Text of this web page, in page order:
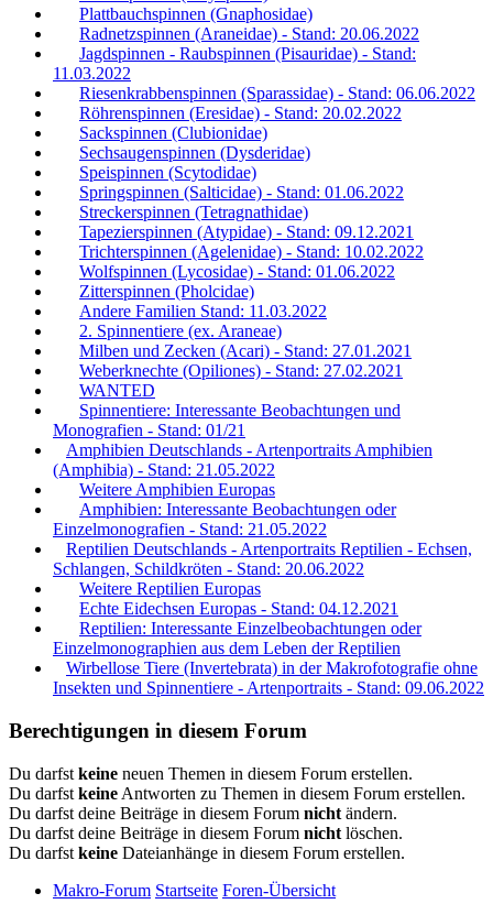
Plattbauchspinnen (Gnaphosidae)
Radnetzspinnen (Araneidae) - Stand: 20.06.2022
Jagdspinnen - Raubspinnen (Pisauridae) - Stand:
11.03.2022
Riesenkrabbenspinnen (Sparassidae) - Stand: 06.06.2022
Röhrenspinnen (Eresidae) - Stand: 20.02.2022
Sackspinnen (Clubionidae)
Sechsaugenspinnen (Dysderidae)
Speispinnen (Scytodidae)
Springspinnen (Salticidae) - Stand: 01.06.2022
Streckerspinnen (Tetragnathidae)
Tapezierspinnen (Atypidae) - Stand: 09.12.2021
Trichterspinnen (Agelenidae) - Stand: 10.02.2022
Wolfspinnen (Lycosidae) - Stand: 01.06.2022
Zitterspinnen (Pholcidae)
Andere Familien Stand: 11.03.2022
2. Spinnentiere (ex. Araneae)
Milben und Zecken (Acari) - Stand: 27.01.2021
Weberknechte (Opiliones) - Stand: 27.02.2021
WANTED
Spinnentiere: Interessante Beobachtungen und
Monografien - Stand: 01/21
Amphibien Deutschlands - Artenportraits Amphibien
(Amphibia) - Stand: 21.05.2022
Weitere Amphibien Europas
Amphibien: Interessante Beobachtungen oder
Einzelmonografien - Stand: 21.05.2022
Reptilien Deutschlands - Artenportraits Reptilien - Echsen,
Schlangen, Schildkröten - Stand: 20.06.2022
Weitere Reptilien Europas
Echte Eidechsen Europas - Stand: 04.12.2021
Reptilien: Interessante Einzelbeobachtungen oder
Einzelmonographien aus dem Leben der Reptilien
Wirbellose Tiere (Invertebrata) in der Makrofotografie ohne
Insekten und Spinnentiere - Artenportraits - Stand: 09.06.2022
Berechtigungen in diesem Forum
Du darfst keine neuen Themen in diesem Forum erstellen.
Du darfst keine Antworten zu Themen in diesem Forum erstellen.
Du darfst deine Beiträge in diesem Forum nicht ändern.
Du darfst deine Beiträge in diesem Forum nicht löschen.
Du darfst keine Dateianhänge in diesem Forum erstellen.
Makro-Forum Startseite Foren-Übersicht